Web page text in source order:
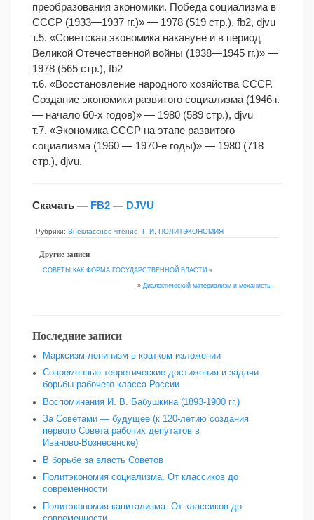
преобразования экономики. Победа социализма в
СССР (1933—1937 гг.)» — 1978 (519 стр.), fb2, djvu
т.5. «Советская экономика накануне и в период
Великой Отечественной войны (1938—1945 гг.)» —
1978 (565 стр.), fb2
т.6. «Восстановление народного хозяйства СССР.
Создание экономики развитого социализма (1946 г.
— начало 60-х годов)» — 1980 (589 стр.), djvu
т.7. «Экономика СССР на этапе развитого
социализма (1960 — 1970-е годы)» — 1980 (718
стр.), djvu.
Скачать — FB2 — DJVU
Рубрики: Внеклассное чтение Г, И ПОЛИТЭКОНОМИЯ
Другие записи
СОВЕТЫ КАК ФОРМА ГОСУДАРСТВЕННОЙ ВЛАСТИ «
» Диалектический материализм и механисты
Последние записи
Марксизм-ленинизм в кратком изложении
Современные теоретические достижения и задачи
борьбы рабочего класса России
Воспоминания И. В. Бабушкина (1893-1900 гг.)
За Советами — будущее (к 120‑летию создания
первого Совета рабочих депутатов в
Иваново‑Вознесенске)
В борьбе за власть Советов
Политэкономия социализма. От классиков до
современности
Политэкономия капитализма. От классиков до